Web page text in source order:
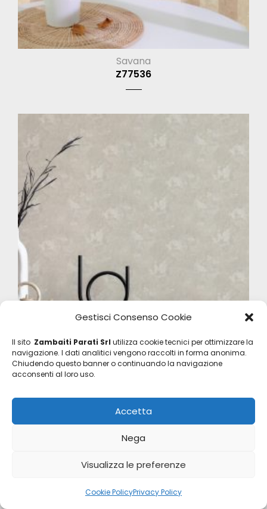
Gestisci Consenso Cookie
Il sito Zambaiti Parati Srl utilizza cookie tecnici per ottimizzare la
navigazione. I dati analitici vengono raccolti in forma anonima.
Chiudendo questo banner o continuando la navigazione
acconsenti al loro uso.
Accetta
Nega
Visualizza le preferenze
Cookie PolicyPrivacy Policy
Savana
Z77536
Savana
Z77532